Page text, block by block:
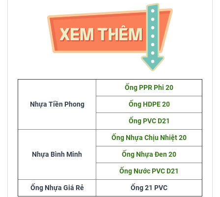
Nhựa Tiền Phong
Ống PPR Phi 20
Ống HDPE 20
Ống PVC D21
Nhựa Bình Minh
Ống Nhựa Chịu Nhiệt 20
Ống Nhựa Đen 20
Ống Nước PVC D21
Ống Nhựa Giá Rẻ
Ống 21 PVC